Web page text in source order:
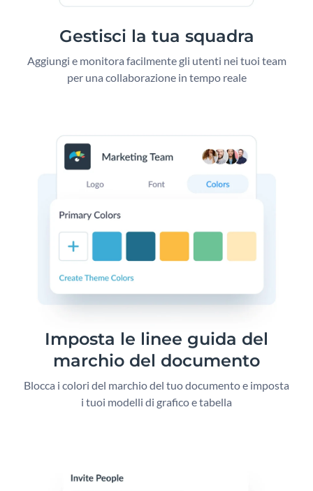
Gestisci la tua squadra
Aggiungi e monitora facilmente gli utenti nei tuoi team
per una collaborazione in tempo reale
Imposta le linee guida del
marchio del documento
Blocca i colori del marchio del tuo documento e imposta
i tuoi modelli di grafico e tabella